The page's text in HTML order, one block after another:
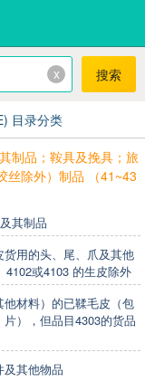
x 搜索
目录分类
制品；鞍具及挽具；旅
丝除外）制品 （41~43
其制品
用的头、尾、爪及其他
4102或4103 的生皮除外
材料）的已鞣毛皮（包
），但品目4303的货品
其他物品